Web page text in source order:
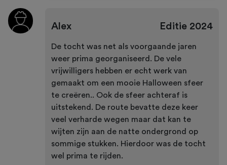
Alex Editie2024
De tocht was net als voorgaande jaren
weer prima georganiseerd. De vele
vrijwilligers hebben er echt werk van
gemaakt om een mooie Halloween sfeer
te creëren.. Ook de sfeer achteraf is
uitstekend. De route bevatte deze keer
veel verharde wegen maar dat kan te
wijten zijn aan de natte ondergrond op
sommige stukken. Hierdoor was de tocht
wel prima te rijden.